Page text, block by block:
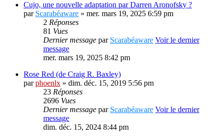
Cujo, une nouvelle adaptation par Darren Aronofsky ?
par Scarabéaware » mer. mars 19, 2025 6:59 pm
2 Réponses
81 Vues
Dernier message par Scarabéaware Voir le dernier
message
mer. mars 19, 2025 8:42 pm
Rose Red (de Craig R. Baxley)
parphoenlx » dim. déc. 15, 2019 5:56 pm
23 Réponses
2696 Vues
Dernier message par Scarabéaware Voir le dernier
message
dim. déc. 15, 2024 8:44 pm